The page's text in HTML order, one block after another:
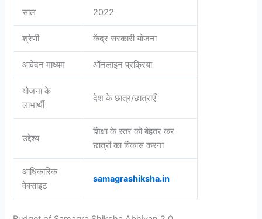
साल 2022
श्रेणी केंद्र सरकारी योजना
आवेदन माध्यम ऑनलाइन प्रक्रिया
योजना के
लाभार्थी
देश के छात्र/छात्राएँ
उद्देश्य
शिक्षा के स्तर को बेहतर कर
छात्रों का विकास करना
आधिकारिक
वेबसाइट
samagrashiksha.in